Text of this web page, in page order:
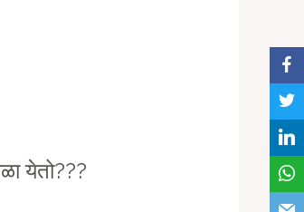
येतो???